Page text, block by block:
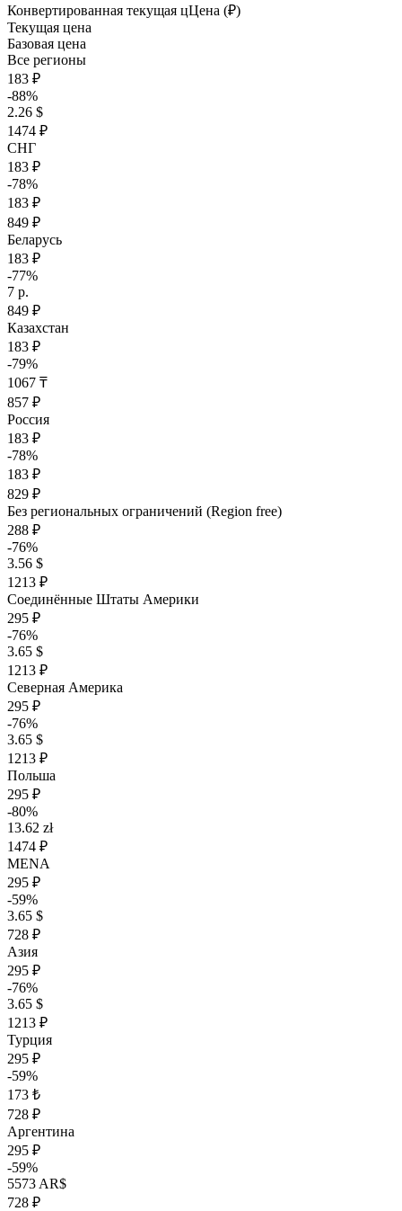
Конвертированная текущая цЦена (₽)
Текущая цена
Базовая цена
Все регионы
183 ₽
-88%
2.26 $
1474 ₽
СНГ
183 ₽
-78%
183 ₽
849 ₽
Беларусь
183 ₽
-77%
7 р.
849 ₽
Казахстан
183 ₽
-79%
1067 ₸
857 ₽
Россия
183 ₽
-78%
183 ₽
829 ₽
Без региональных ограничений (Region free)
288 ₽
-76%
3.56 $
1213 ₽
Соединённые Штаты Америки
295 ₽
-76%
3.65 $
1213 ₽
Северная Америка
295 ₽
-76%
3.65 $
1213 ₽
Польша
295 ₽
-80%
13.62 zł
1474 ₽
MENA
295 ₽
-59%
3.65 $
728 ₽
Азия
295 ₽
-76%
3.65 $
1213 ₽
Турция
295 ₽
-59%
173 ₺
728 ₽
Аргентина
295 ₽
-59%
5573 AR$
728 ₽